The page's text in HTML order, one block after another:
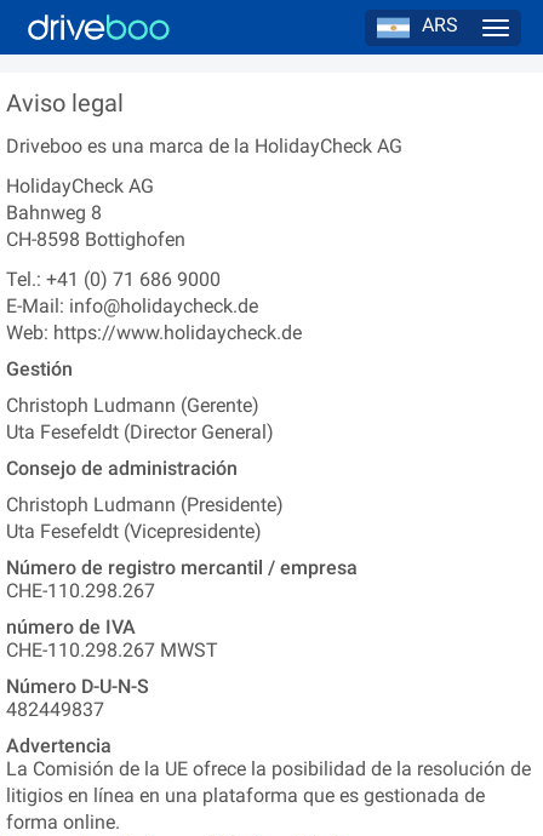
ARS
Aviso legal
Driveboo es una marca de la HolidayCheck AG
HolidayCheck AG
Bahnweg 8
CH-8598 Bottighofen
Tel.: +41 (0) 71 686 9000
E-Mail: info@holidaycheck.de
Web: https://www.holidaycheck.de
Gestión
Christoph Ludmann (Gerente)
Uta Fesefeldt (Director General)
Consejo de administración
Christoph Ludmann (Presidente)
Uta Fesefeldt (Vicepresidente)
Número de registro mercantil / empresa
CHE-110.298.267
número de IVA
CHE-110.298.267 MWST
Número D-U-N-S
482449837
Advertencia
La Comisión de la UE ofrece la posibilidad de la resolución de
litigios en línea en una plataforma que es gestionada de
forma online.